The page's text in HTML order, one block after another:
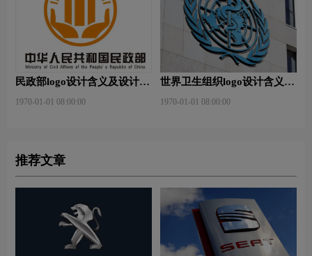
民政部logo设计含义及设计理
1970-01-01 08:00:00
世界卫生组织logo设计含义及
1970-01-01 08:00:00
推荐文章